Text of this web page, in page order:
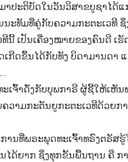
ປະຕິບັດໃນວັນວິສາຂບູຊາໄດ້ແ
ະທັມທີ່ຄູ່ກັບຄວາມກະຕະເວທີ
ນີ້ ເປັນເຄື່ອງໝາຍຂອງຄົນດີ ເ
ກີດຂຶ້ນໄດ້ກັບທັງ ບິດາມານດາ
ເຈົ້າດັ່ງກັບບຸພກາຣີ ຜູ້ຊີ້ໃຫ້ເຫັ
ວາມກະຕັນຍູກະຕະເວທີດ້ວຍກ
ານທີ່ພຣະພຸດທະເຈົ້າທຣົງຕຣັສ
ໄດ້ຍາກ ຊຶ່ງທຸກຂັ້ນພື້ນຖານ ຄື ກ